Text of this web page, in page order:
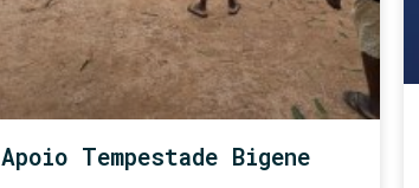
Apoio Tempestade Bigene